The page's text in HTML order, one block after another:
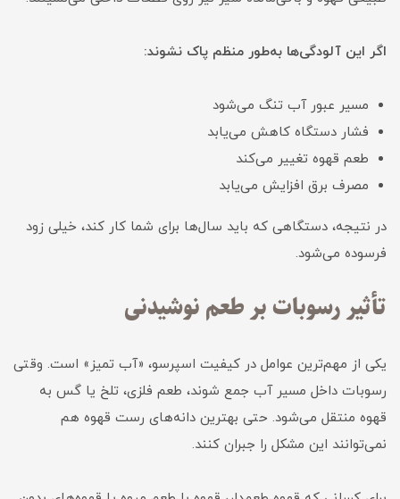
اگر این آلودگی‌ها به‌طور منظم پاک نشوند:
مسیر عبور آب تنگ می‌شود
فشار دستگاه کاهش می‌یابد
طعم قهوه تغییر می‌کند
مصرف برق افزایش می‌یابد
در نتیجه، دستگاهی که باید سال‌ها برای شما کار کند، خیلی زود
فرسوده می‌شود.
تأثیر رسوبات بر طعم نوشیدنی
یکی از مهم‌ترین عوامل در کیفیت اسپرسو، «آب تمیز» است. وقتی
رسوبات داخل مسیر آب جمع شوند، طعم فلزی، تلخ یا گس به
قهوه منتقل می‌شود. حتی بهترین دانه‌های رست قهوه هم
نمی‌توانند این مشکل را جبران کنند.